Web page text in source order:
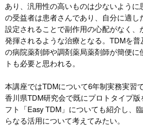
あり、汎用性の高いものは少ないように
の受益者は患者さんであり、自分に適し
設定されることで副作用の心配がなく、
発揮されるような治療となる。TDMを普
の病院薬剤師や調剤薬局薬剤師が簡便に
トも必要と思われる。
本講座ではTDMについて6年制実務実習
香川県TDM研究会で既にプロトタイプ
フト「Easy TDM」についても紹介し、
らなる活用について考えてみたい。